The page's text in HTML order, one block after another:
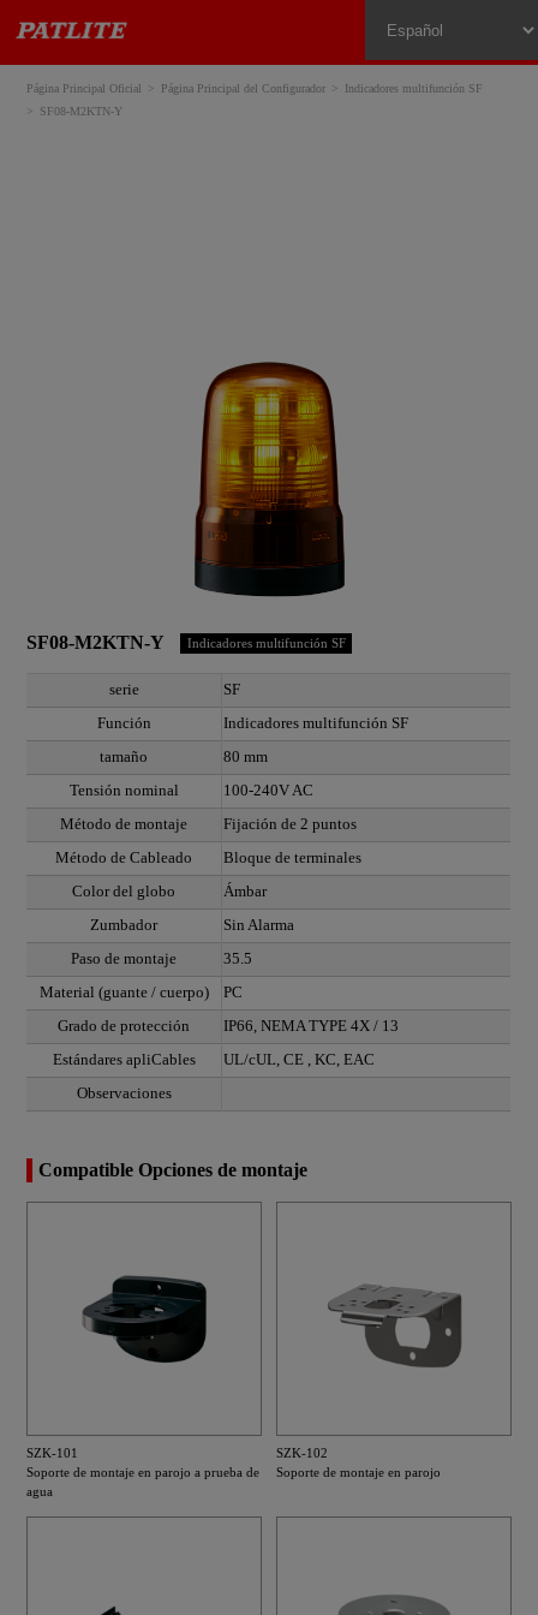
Página Principal Oficial Página Principal del Configurador
Indicadores multifunción SF
SF08-M2KTN-Y
SF08-M2KTN-Y Indicadores multifunción SF
serie
SF
Función
Indicadores multifunción SF
tamaño
80 mm
Tensión nominal
100-240V AC
Método de montaje
Fijación de 2 puntos
Método de Cableado
Bloque de terminales
Color del globo
Ámbar
Zumbador
Sin Alarma
Paso de montaje
35.5
Material (guante / cuerpo)
PC
Grado de protección
IP66, NEMA TYPE 4X / 13
Estándares apliCables
UL/cUL, CE , KC, EAC
Observaciones
Compatible Opciones de montaje
SZK-101
Soporte de montaje en parojo a prueba de
agua
SZK-102
Soporte de montaje en parojo